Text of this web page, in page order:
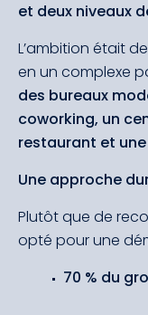
et deux niveaux
L’ambition était
en un complexe
des bureaux
coworking, un
restaurant et
Une approche
Plutôt que de
opté pour une
70 % du